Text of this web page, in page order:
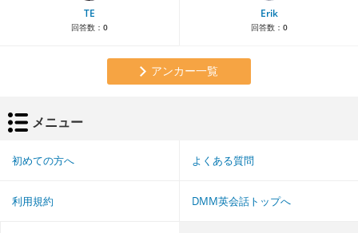
TE
回答数： 0
Erik
回答数： 0
アンカー一覧
メニュー
初めての方へ よくある質問
利用規約 DMM英会話トップへ